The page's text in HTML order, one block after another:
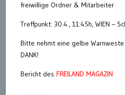
freiwillige Ordner & Mitarbeiter
Treffpunkt: 30.4., 11:45h, WIEN –
Bitte nehmt eine gelbe Warnweste
DANK!
Bericht des FREILAND MAGAZIN